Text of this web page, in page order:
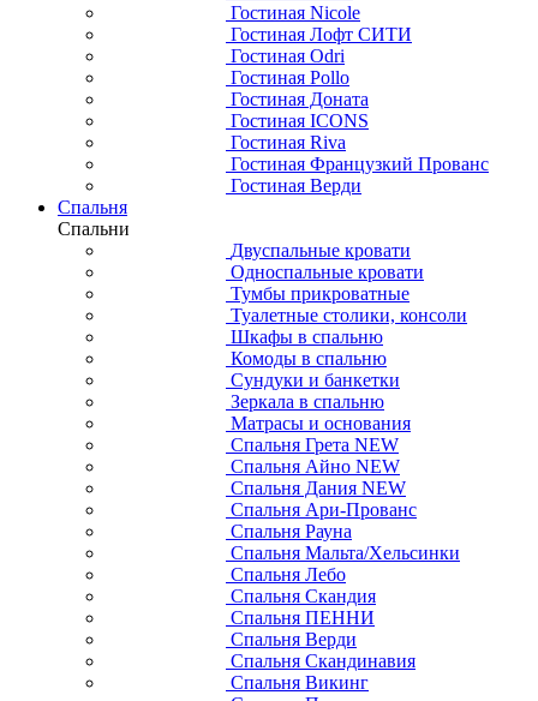
Гостиная Nicole
Гостиная Лофт СИТИ
Гостиная Odri
Гостиная Pollo
Гостиная Доната
Гостиная ICONS
Гостиная Riva
Гостиная Французкий Прованс
Гостиная Верди
Спальня
Спальни
Двуспальные кровати
Односпальные кровати
Тумбы прикроватные
Туалетные столики, консоли
Шкафы в спальню
Комоды в спальню
Сундуки и банкетки
Зеркала в спальню
Матрасы и основания
Спальня Грета NEW
Спальня Айно NEW
Спальня Дания NEW
Спальня Ари-Прованс
Спальня Рауна
Спальня Мальта/Хельсинки
Спальня Лебо
Спальня Скандия
Спальня ПЕННИ
Спальня Верди
Спальня Скандинавия
Спальня Викинг